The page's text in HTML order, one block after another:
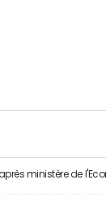
ministère de